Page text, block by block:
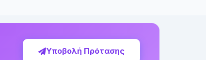
Υποβολή Πρότασης